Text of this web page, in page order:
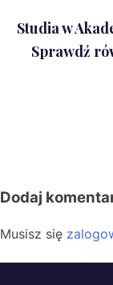
Studia w
Sprawdź
Dodaj
Musisz się